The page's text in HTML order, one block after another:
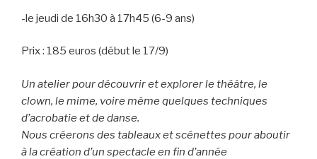
-le jeudi de 16h30 à 17h45 (6-9 ans)
Prix : 185 euros (début le 17/9)
Un atelier pour découvrir et explorer le théâtre, le
clown, le mime, voire même quelques techniques
d’acrobatie et de danse.
Nous créerons des tableaux et scénettes pour aboutir
à la création d’un spectacle en fin d’année